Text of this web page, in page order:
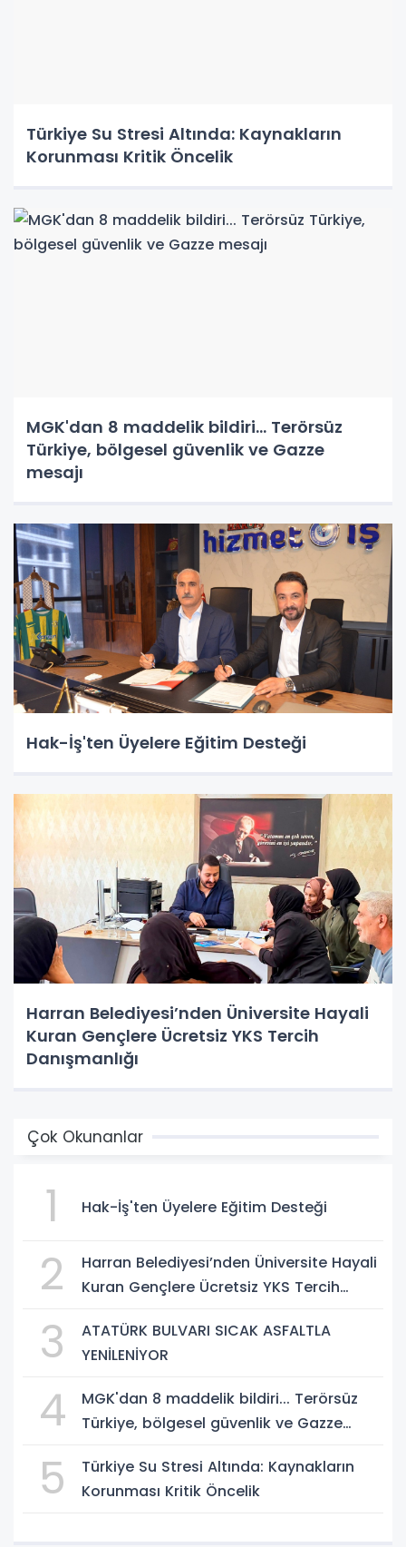
Türkiye Su Stresi Altında: Kaynakların
Korunması Kritik Öncelik
MGK'dan 8 maddelik bildiri... Terörsüz
Türkiye, bölgesel güvenlik ve Gazze
mesajı
Hak-İş'ten Üyelere Eğitim Desteği
Harran Belediyesi’nden Üniversite Hayali
Kuran Gençlere Ücretsiz YKS Tercih
Danışmanlığı
Çok Okunanlar
1 Hak-İş'ten Üyelere Eğitim Desteği
2
Harran Belediyesi’nden Üniversite Hayali
Kuran Gençlere Ücretsiz YKS Tercih
3
ATATÜRK BULVARI SICAK ASFALTLA
YENİLENİYOR
4
MGK'dan 8 maddelik bildiri... Terörsüz
Türkiye, bölgesel güvenlik ve Gazze
5
Türkiye Su Stresi Altında: Kaynakların
Korunması Kritik Öncelik